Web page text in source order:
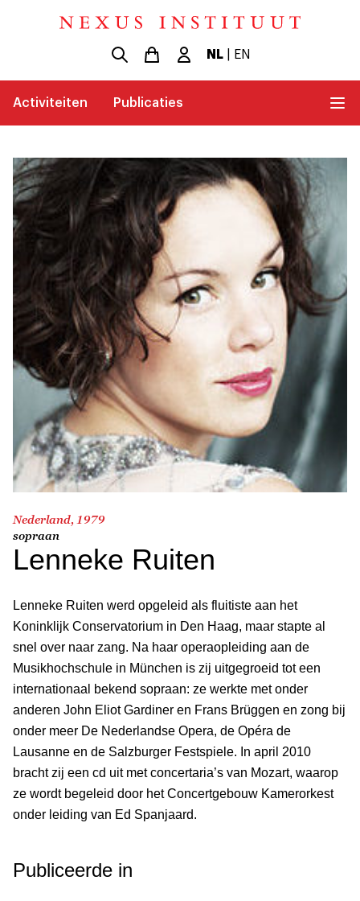
NL| EN
Activiteiten Publicaties
Nederland, 1979
sopraan
Lenneke Ruiten
Lenneke Ruiten werd opgeleid als fluitiste aan het
Koninklijk Conservatorium in Den Haag, maar stapte al
snel over naar zang. Na haar operaopleiding aan de
Musikhochschule in München is zij uitgegroeid tot een
internationaal bekend sopraan: ze werkte met onder
anderen John Eliot Gardiner en Frans Brüggen en zong bij
onder meer De Nederlandse Opera, de Opéra de
Lausanne en de Salzburger Festspiele. In april 2010
bracht zij een cd uit met concertaria’s van Mozart, waarop
ze wordt begeleid door het Concertgebouw Kamerorkest
onder leiding van Ed Spanjaard.
Publiceerde in